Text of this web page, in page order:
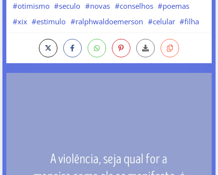
#otimismo #seculo #novas #conselhos #poemas
#xix #estimulo #ralphwaldoemerson #celular #filha